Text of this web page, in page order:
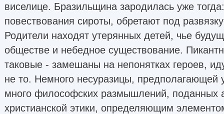
виселице. Бразильщина зародилась уже
повествования сироты, обретают под
Родители находят утерянных детей, чье
обществе и небедное существование.
таковые - замешаны на непонятках героев,
не то. Немного несуразицы, предполагающей
много философских размышлений, поданных
христианской этики, определяющим